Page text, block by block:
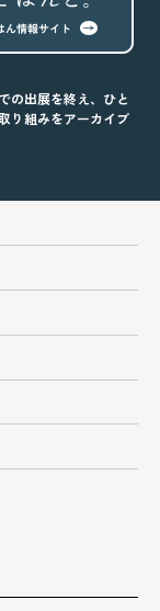
の出展を終え、ひと
り組みをアーカイブ